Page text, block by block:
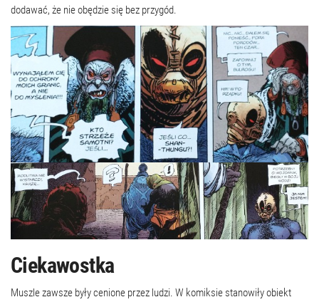
dodawać, że nie obędzie się bez przygód.
Ciekawostka
Muszle zawsze były cenione przez ludzi. W komiksie stanowiły obiekt